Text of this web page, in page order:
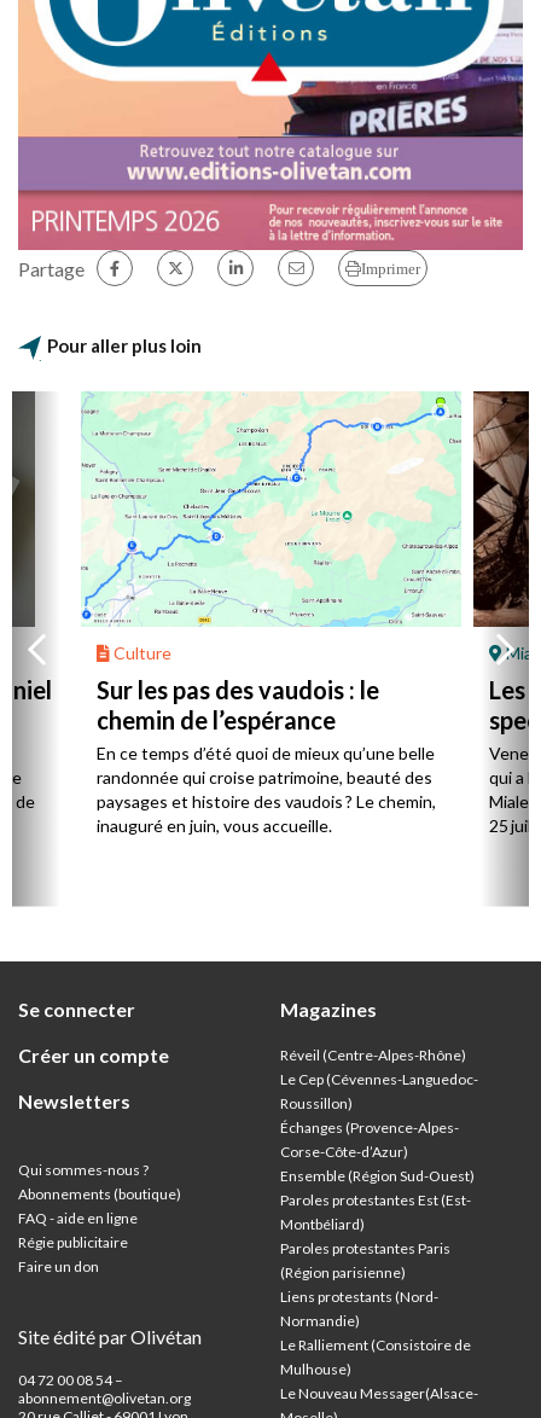
Partage Imprimer
Pour aller plus loin
de
Culture
Sur les pas des vaudois : le
chemin de l’espérance
En ce temps d’été quoi de mieux qu’une belle
randonnée qui croise patrimoine, beauté des
paysages et histoire des vaudois ? Le chemin,
inauguré en juin, vous accueille.
Les
qui a
25
Se connecter
Créer un compte
Newsletters
Qui sommes-nous ?
Abonnements (boutique)
FAQ - aide en ligne
Régie publicitaire
Faire un don
Site édité par Olivétan
04 72 00 08 54 –
abonnement@olivetan.org
Magazines
Réveil (Centre-Alpes-Rhône)
Le Cep (Cévennes-Languedoc-
Roussillon)
Échanges (Provence-Alpes-
Corse-Côte-d’Azur)
Ensemble (Région Sud-Ouest)
Paroles protestantes Est (Est-
Montbéliard)
Paroles protestantes Paris
(Région parisienne)
Liens protestants (Nord-
Normandie)
Le Ralliement (Consistoire de
Mulhouse)
Le Nouveau Messager(Alsace-